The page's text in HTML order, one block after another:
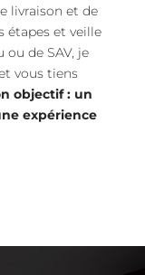
livraison et de
étapes et veille
ou de SAV, je
vous tiens
objectif : un
expérience